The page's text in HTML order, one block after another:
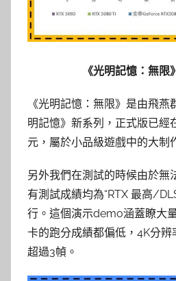
《光明記憶：無限
《光明記憶：無限》是由飛
明記憶》新系列，正式版已經
元，屬於小品級遊戲中的大制
另外我們在測試的時候由於無
有測試成績均為“RTX 最高/
行。這個演示demo涵蓋瞭大
卡的跑分成績都偏低，4K分
超過3幀。